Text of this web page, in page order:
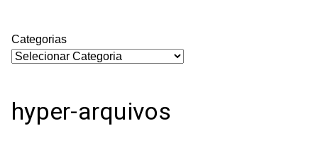
Categorias
hyper-arquivos